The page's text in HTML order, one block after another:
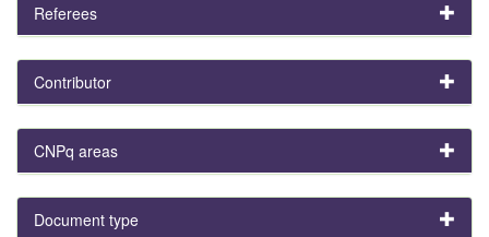
Referees
Contributor
CNPq areas
Document type